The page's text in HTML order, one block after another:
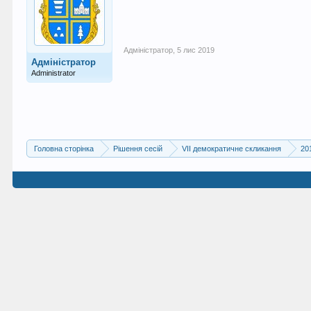
Адміністратор
Administrator
Адміністратор 5 лис 2019
Головна сторінка Рішення сесій VII демократичне скликання